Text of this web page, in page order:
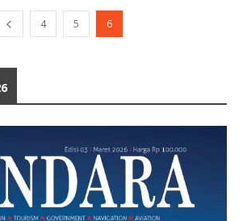
4 5 6